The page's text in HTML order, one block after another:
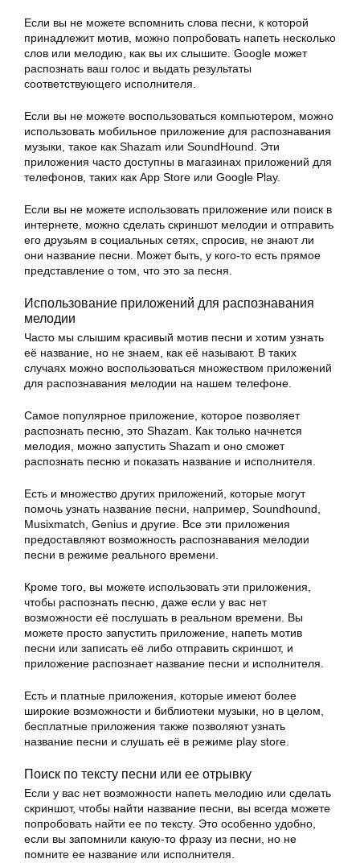
Если вы не можете вспомнить слова песни, к которой
принадлежит мотив, можно попробовать напеть несколько
слов или мелодию, как вы их слышите. Google может
распознать ваш голос и выдать результаты
соответствующего исполнителя.
Если вы не можете воспользоваться компьютером, можно
использовать мобильное приложение для распознавания
музыки, такое как Shazam или SoundHound. Эти
приложения часто доступны в магазинах приложений для
телефонов, таких как App Store или Google Play.
Если вы не можете использовать приложение или поиск в
интернете, можно сделать скриншот мелодии и отправить
его друзьям в социальных сетях, спросив, не знают ли
они название песни. Может быть, у кого-то есть прямое
представление о том, что это за песня.
Использование приложений для распознавания
мелодии
Часто мы слышим красивый мотив песни и хотим узнать
её название, но не знаем, как её называют. В таких
случаях можно воспользоваться множеством приложений
для распознавания мелодии на нашем телефоне.
Самое популярное приложение, которое позволяет
распознать песню, это Shazam. Как только начнется
мелодия, можно запустить Shazam и оно сможет
распознать песню и показать название и исполнителя.
Есть и множество других приложений, которые могут
помочь узнать название песни, например, Soundhound,
Musixmatch, Genius и другие. Все эти приложения
предоставляют возможность распознавания мелодии
песни в режиме реального времени.
Кроме того, вы можете использовать эти приложения,
чтобы распознать песню, даже если у вас нет
возможности её послушать в реальном времени. Вы
можете просто запустить приложение, напеть мотив
песни или записать её либо отправить скриншот, и
приложение распознает название песни и исполнителя.
Есть и платные приложения, которые имеют более
широкие возможности и библиотеки музыки, но в целом,
бесплатные приложения также позволяют узнать
название песни и слушать её в режиме play store.
Поиск по тексту песни или ее отрывку
Если у вас нет возможности напеть мелодию или сделать
скриншот, чтобы найти название песни, вы всегда можете
попробовать найти ее по тексту. Это особенно удобно,
если вы запомнили какую-то фразу из песни, но не
помните ее название или исполнителя.